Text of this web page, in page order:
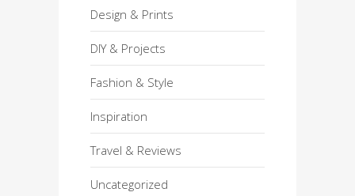
Design & Prints
DIY & Projects
Fashion & Style
Inspiration
Travel & Reviews
Uncategorized